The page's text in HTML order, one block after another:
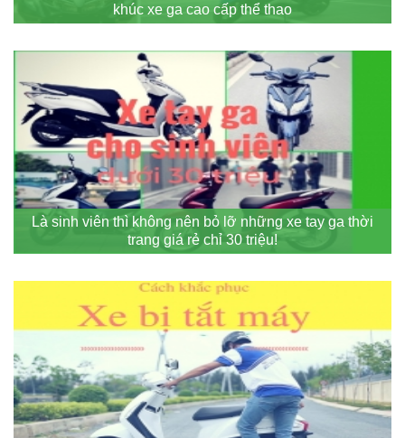
khúc xe ga cao cấp thể thao
Là sinh viên thì không nên bỏ lỡ những xe tay ga thời
trang giá rẻ chỉ 30 triệu!